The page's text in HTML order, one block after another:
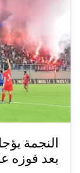
النجمة
بعد فوزه